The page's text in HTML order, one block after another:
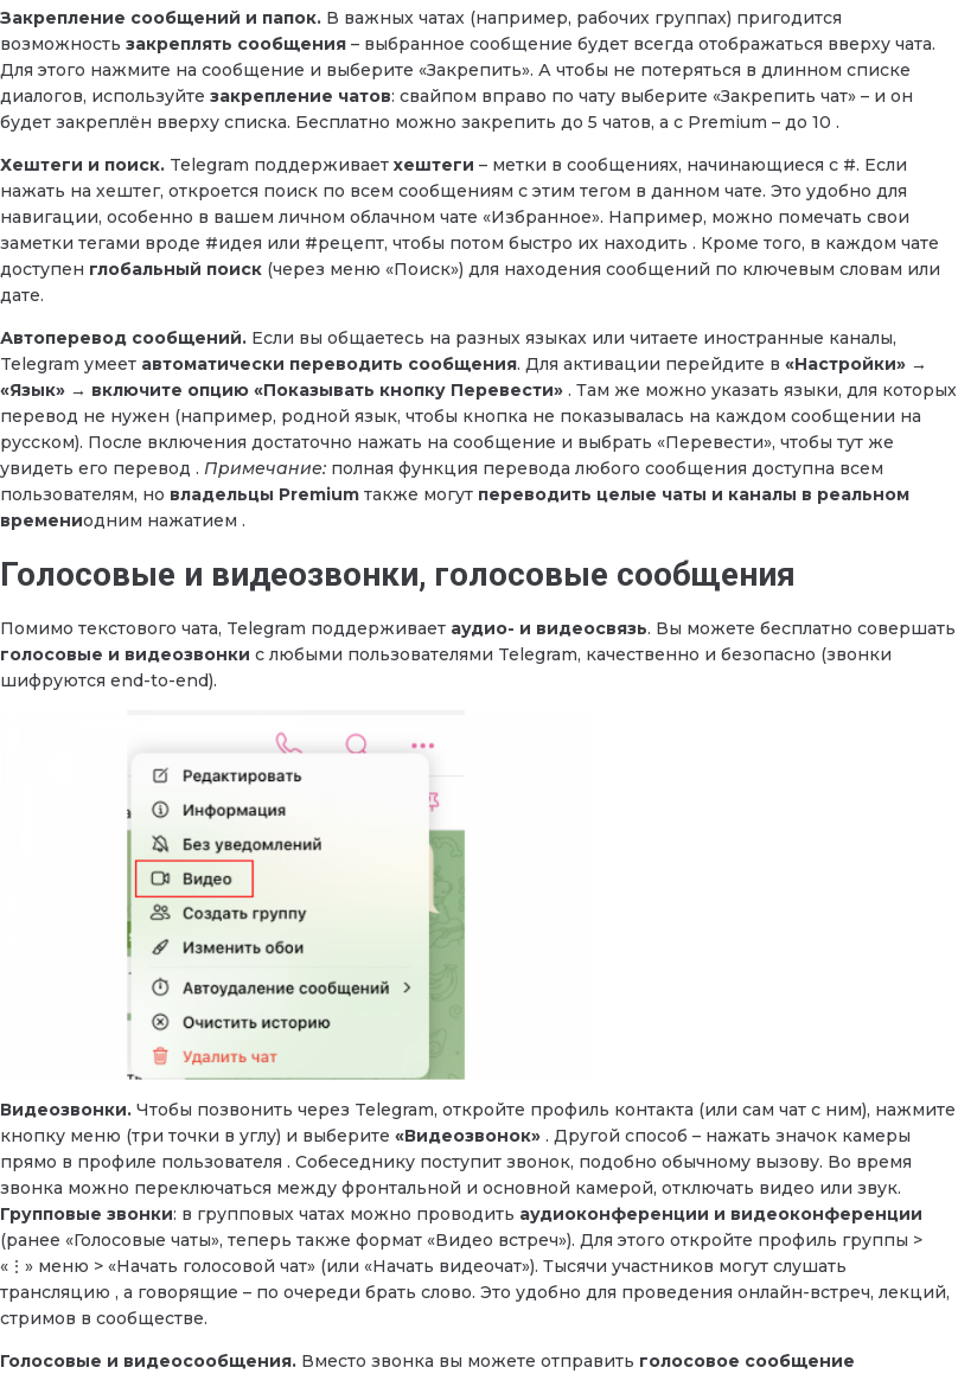
Закрепление сообщений и папок. В важных чатах (например, рабочих группах) пригодится
возможность закреплять сообщения – выбранное сообщение будет всегда отображаться вверху чата.
Для этого нажмите на сообщение и выберите «Закрепить». А чтобы не потеряться в длинном списке
диалогов, используйте закрепление чатов: свайпом вправо по чату выберите «Закрепить чат» – и он
будет закреплён вверху списка. Бесплатно можно закрепить до 5 чатов, а с Premium – до 10 .
Хештеги и поиск. Telegram поддерживает хештеги – метки в сообщениях, начинающиеся с #. Если
нажать на хештег, откроется поиск по всем сообщениям с этим тегом в данном чате. Это удобно для
навигации, особенно в вашем личном облачном чате «Избранное». Например, можно помечать свои
заметки тегами вроде #идея или #рецепт, чтобы потом быстро их находить . Кроме того, в каждом чате
доступен глобальный поиск (через меню «Поиск») для находения сообщений по ключевым словам или
дате.
Автоперевод сообщений. Если вы общаетесь на разных языках или читаете иностранные каналы,
Telegram умеет автоматически переводить сообщения. Для активации перейдите в «Настройки» →
«Язык» → включите опцию «Показывать кнопку Перевести» . Там же можно указать языки, для которых
перевод не нужен (например, родной язык, чтобы кнопка не показывалась на каждом сообщении на
русском). После включения достаточно нажать на сообщение и выбрать «Перевести», чтобы тут же
увидеть его перевод . Примечание: полная функция перевода любого сообщения доступна всем
пользователям, но владельцы Premium также могут переводить целые чаты и каналы в реальном
времениодним нажатием .
Голосовые и видеозвонки, голосовые сообщения
Помимо текстового чата, Telegram поддерживает аудио- и видеосвязь. Вы можете бесплатно совершать
голосовые и видеозвонки с любыми пользователями Telegram, качественно и безопасно (звонки
шифруются end-to-end).
Видеозвонки. Чтобы позвонить через Telegram, откройте профиль контакта (или сам чат с ним), нажмите
кнопку меню (три точки в углу) и выберите «Видеозвонок» . Другой способ – нажать значок камеры
прямо в профиле пользователя . Собеседнику поступит звонок, подобно обычному вызову. Во время
звонка можно переключаться между фронтальной и основной камерой, отключать видео или звук.
Групповые звонки: в групповых чатах можно проводить аудиоконференции и видеоконференции
(ранее «Голосовые чаты», теперь также формат «Видео встреч»). Для этого откройте профиль группы >
«⋮» меню > «Начать голосовой чат» (или «Начать видеочат»). Тысячи участников могут слушать
трансляцию , а говорящие – по очереди брать слово. Это удобно для проведения онлайн-встреч, лекций,
стримов в сообществе.
Голосовые и видеосообщения. Вместо звонка вы можете отправить голосовое сообщение